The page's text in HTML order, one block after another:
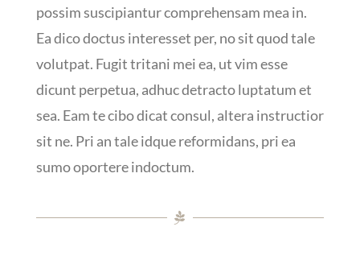
possim suscipiantur comprehensam mea in.
Ea dico doctus interesset per, no sit quod tale
volutpat. Fugit tritani mei ea, ut vim esse
dicunt perpetua, adhuc detracto luptatum et
sea. Eam te cibo dicat consul, altera instructior
sit ne. Pri an tale idque reformidans, pri ea
sumo oportere indoctum.